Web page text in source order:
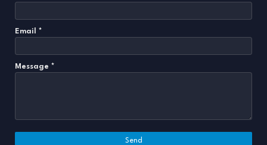
Email *
Message *